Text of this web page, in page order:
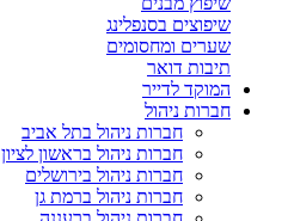
שיפוצים בסנפלינג
שערים ומחסומים
תיבות דואר
המוקד לדייר
חברות ניהול
חברות ניהול בתל אביב
חברות ניהול בראשון לציון
חברות ניהול בירושלים
חברות ניהול ברמת גן